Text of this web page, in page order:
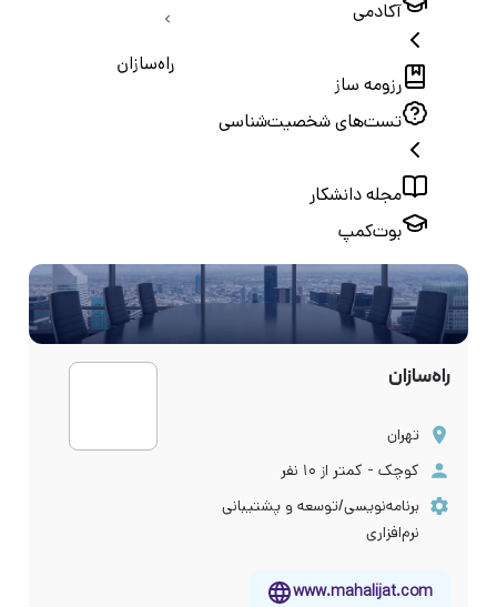
آکادمی
رزومه ساز
تست‌های شخصیت‌شناسی
مجله دانشکار
بوت‌کمپ
راه‌سازان
راه‌سازان
تهران
کوچک - کمتر از ۱۰ نفر
برنامه‌نویسی/توسعه و پشتیبانی
نرم‌افزاری
www.mahalijat.com